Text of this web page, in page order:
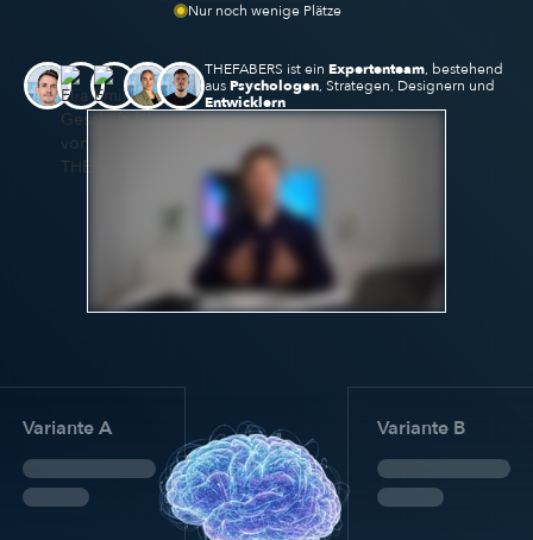
Nur noch wenige Plätze
THEFABERS ist ein Expertenteam, bestehend
ausPsychologen, Strategen, Designern und
Entwicklern
Variante A Variante B